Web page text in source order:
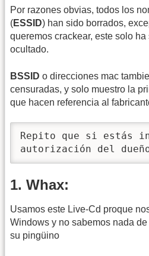
Por razones obvias, todos los
(ESSID) han sido borrados,
queremos crackear, este solo
ocultado.
BSSID o direcciones mac
censuradas, y solo muestro la
que hacen referencia al
Repito que si estás
autorización del
1. Whax:
Usamos este Live-Cd proque
Windows y no sabemos nada
su pingüino